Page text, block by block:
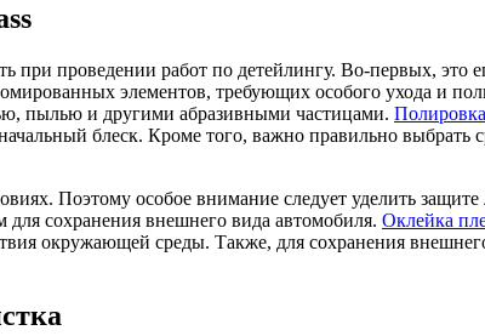
при проведении работ по детейлингу. Во-первых,
элементов, требующих особого ухода и
пылью и другими абразивными частицами.
блеск. Кроме того, важно правильно выбрать
Поэтому особое внимание следует уделить
сохранения внешнего вида автомобиля. Оклейка
окружающей среды. Также, для сохранения